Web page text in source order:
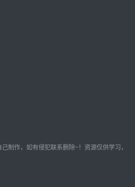
制作，如有侵犯联系删除~！资源仅供学习，